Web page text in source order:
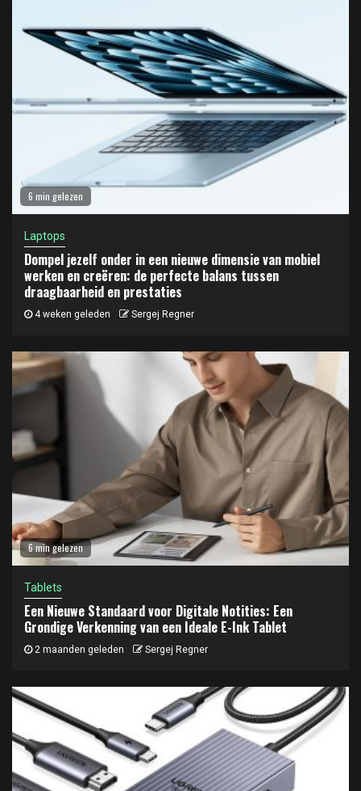
6 min gelezen
Laptops
Dompel jezelf onder in een nieuwe dimensie van mobiel
werken en creëren: de perfecte balans tussen
draagbaarheid en prestaties
4 weken geleden Sergej Regner
6 min gelezen
Tablets
Een Nieuwe Standaard voor Digitale Notities: Een
Grondige Verkenning van een Ideale E-Ink Tablet
2 maanden geleden Sergej Regner